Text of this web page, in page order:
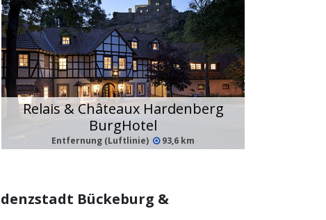
Relais & Châteaux Hardenberg
BurgHotel
Entfernung (Luftlinie) 93,6 km
Bückeburg &